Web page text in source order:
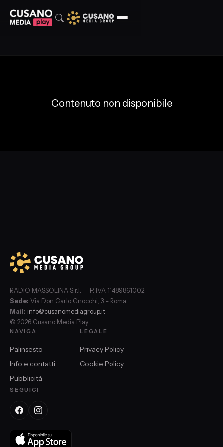
Contenuto non disponibile
RADIO MASSOLINA S.r.l. — P. IVA 11489861002
Sede: Via Don Carlo Gnocchi, 3 – Roma
Mail: info@cusanomediagroup.it
© 2026 Cusano Media Play
NAVIGA
Palinsesto
Info e contatti
Pubblicità
LEGALE
Privacy Policy
Cookie Policy
SEGUICI